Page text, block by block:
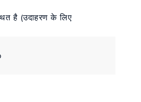
है (उदाहरण के लिए